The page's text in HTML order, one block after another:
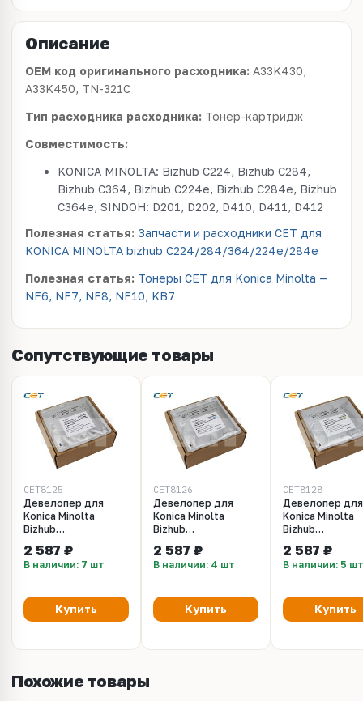
Описание
OEM код оригинального расходника: A33K430,
A33K450, TN-321C
Тип расходника расходника: Тонер-картридж
Совместимость:
KONICA MINOLTA: Bizhub C224, Bizhub C284,
Bizhub C364, Bizhub C224e, Bizhub C284e, Bizhub
C364e, SINDOH: D201, D202, D410, D411, D412
Полезная статья: Запчасти и расходники CET для
KONICA MINOLTA bizhub C224/284/364/224e/284e
Полезная статья: Тонеры CET для Konica Minolta —
NF6, NF7, NF8, NF10, KB7
Сопутствующие товары
CET8125
Девелопер для
Konica Minolta
Bizhub
(CET) Black, 210г/
пак, 590000 стр.,
2 587 ₽
В наличии: 7 шт
Купить
CET8126
Девелопер для
Konica Minolta
Bizhub
(CET) Cyan, 210г/
пак, 590000 стр.,
2 587 ₽
В наличии: 4 шт
Купить
CET8128
Девелопер для
Konica Minolta
Bizhub
(CET) Yellow,
пак, 590000
2 587 ₽
В наличии: 5 шт
Купить
Похожие товары